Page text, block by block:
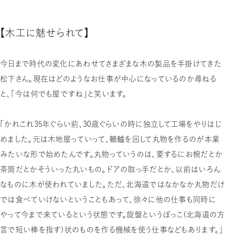
【木工に魅せられて】
今日まで時代の変化にあわせてさまざまな木の製品を手掛けてきた
松下さん。現在はどのようなお仕事が中心になっているのか尋ねる
と、「今は何でも屋ですね」と笑います。
「かれこれ35年ぐらい前、30歳ぐらいの時に独立して工場をやりはじ
めました。元は木地屋っていって、轆轤を回して丸物を作るのが本業
みたいな形で始めたんです。丸物っていうのは、要するにお椀だとか
茶筒だとかそういった丸いもの。ドアの取っ手だとか、以前はいろん
なものに木が使われていました。ただ、北海道ではなかなか丸物だけ
では食べていけないということもあって、徐々に他の仕事も同時に
やって今まで来ているという状態です。旋盤というぼっこ（北海道の方
言で短い棒を指す）状のものを作る機械を使う仕事などもあります。」